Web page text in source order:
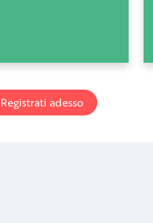
Registrati adesso